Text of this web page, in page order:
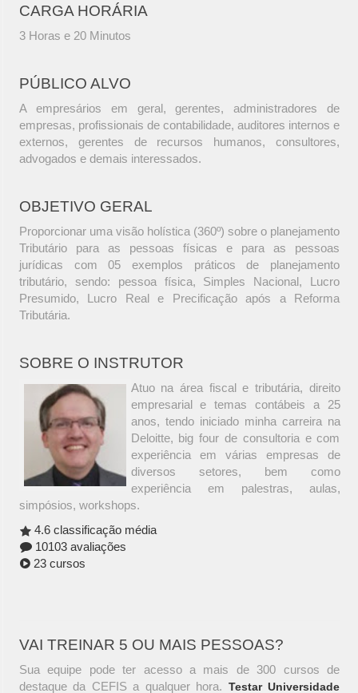
CARGA HORÁRIA
3 Horas e 20 Minutos
PÚBLICO ALVO
A empresários em geral, gerentes, administradores de
empresas, profissionais de contabilidade, auditores internos e
externos, gerentes de recursos humanos, consultores,
advogados e demais interessados.
OBJETIVO GERAL
Proporcionar uma visão holística (360º) sobre o planejamento
Tributário para as pessoas físicas e para as pessoas
jurídicas com 05 exemplos práticos de planejamento
tributário, sendo: pessoa física, Simples Nacional, Lucro
Presumido, Lucro Real e Precificação após a Reforma
Tributária.
SOBRE O INSTRUTOR
Atuo na área fiscal e tributária, direito
empresarial e temas contábeis a 25
anos, tendo iniciado minha carreira na
Deloitte, big four de consultoria e com
experiência em várias empresas de
diversos setores, bem como
experiência em palestras, aulas,
simpósios, workshops.
4.6 classificação média
10103 avaliações
23 cursos
VAI TREINAR 5 OU MAIS PESSOAS?
Sua equipe pode ter acesso a mais de 300 cursos de
destaque da CEFIS a qualquer hora. Testar Universidade